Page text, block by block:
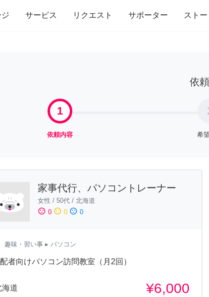
サービス リクエスト サポーター スト
立 家事 引っ越し インテリア 趣味・習い
依
1
依頼内容 希
家事代行、パソコントレーナー
女性 / 50代 / 北海道
sentiment_satisfied 0 sentiment_neutral 0 sentiment_dissatisfied 0
趣味・習い事 ▸ パソコン
者向けパソコン訪問教室（月2回）
海道 ¥6,000